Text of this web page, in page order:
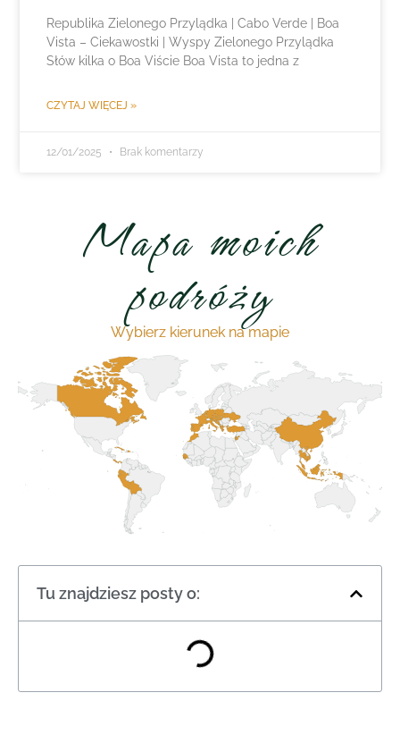
Republika Zielonego Przylądka | Cabo Verde | Boa
Vista – Ciekawostki | Wyspy Zielonego Przylądka
Słów kilka o Boa Viście Boa Vista to jedna z
CZYTAJ WIĘCEJ »
12/01/2025 Brak komentarzy
Mapa moich
podróży
Wybierz kierunek na mapie
Tu znajdziesz posty o: